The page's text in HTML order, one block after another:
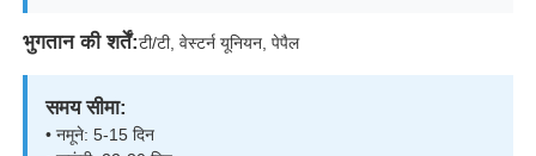
भुगतान की शर्तें:टी/टी, वेस्टर्न यूनियन, पेपैल
समय सीमा:
• नमूने: 5-15 दिन